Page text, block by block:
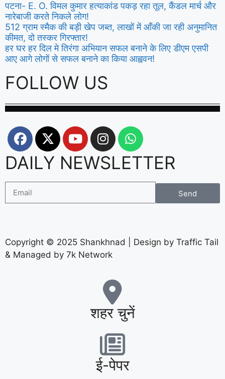
पटना- E. O. विमल कुमार हत्याकांड पकड़ रहा तूल, कैंडल मार्च और
नारेबाजी करते निकले लोग!
512 ग्राम स्मैक की बड़ी खेप जब्त, लाखों में आँकी जा रही अनुमानित
कीमत, दो तस्कर गिरफ्तार!
हर घर हर दिल मे तिरंगा अभियान सफल बनाने के लिए डीएम एसपी
आए आगे लोगों से सफल बनाने का किया आह्ववन!
FOLLOW US
DAILY NEWSLETTER
Send
Copyright © 2025 Shankhnad | Design by Traffic Tail
& Managed by 7k Network
शहर चुनें
ई-पेपर